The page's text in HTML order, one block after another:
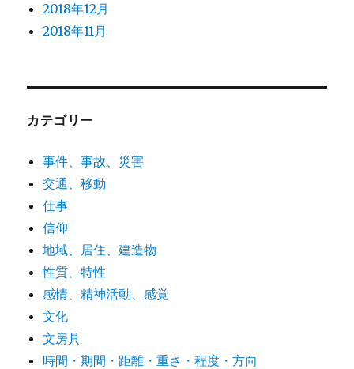
2018年12月
2018年11月
カテゴリー
事件、事故、災害
交通、移動
仕事
信仰
地域、居住、建造物
性質、特性
感情、精神活動、感覚
文化
文房具
時間・期間・距離・重さ・程度・方向